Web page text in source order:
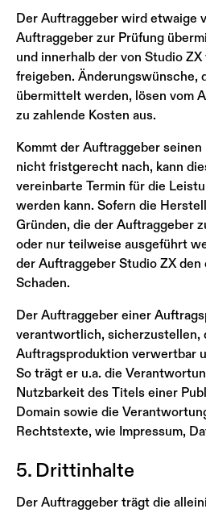
Der Auftraggeber wird etwaige
Auftraggeber zur Prüfung
und innerhalb der von Studio
freigeben.
übermittelt werden, lösen vom
zu zahlende Kosten aus.
Kommt der Auftraggeber
nicht fristgerecht nach, kann
vereinbarte Termin für die
werden kann. Sofern die
Gründen, die der Auftraggeber
oder nur teilweise ausgeführt
der Auftraggeber Studio ZX den
Schaden.
Der Auftraggeber einer
verantwortlich, sicherzustellen,
Auftragsproduktion verwertbar
So trägt er u.a. die
Nutzbarkeit des Titels einer
Domain sowie die
Rechtstexte, wie Impressum,
5. Drittinhalte
Der Auftraggeber trägt die